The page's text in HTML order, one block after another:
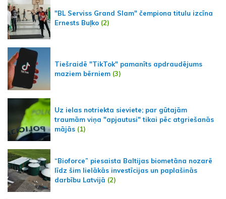
"BL Serviss Grand Slam" čempiona titulu izcīna
Ernests Buļko (2)
Tiešraidē "TikTok" pamanīts apdraudējums
maziem bērniem (3)
Uz ielas notriekta sieviete; par gūtajām
traumām viņa "apjautusi" tikai pēc atgriešanās
mājās (1)
“Bioforce” piesaista Baltijas biometāna nozarē
līdz šim lielākās investīcijas un paplašinās
darbību Latvijā (2)